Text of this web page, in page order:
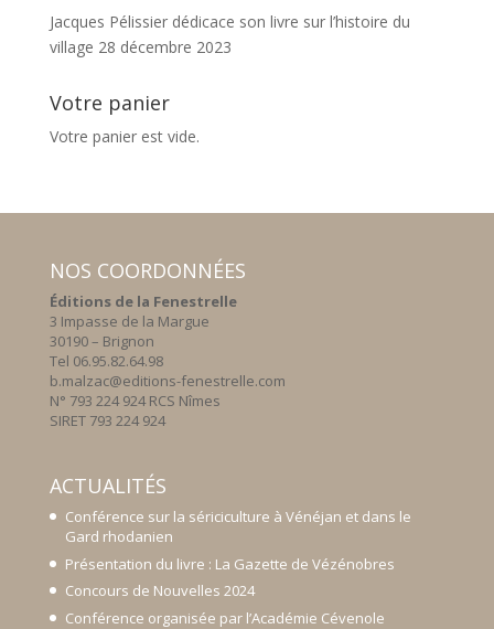
Jacques Pélissier dédicace son livre sur l’histoire du
village 28 décembre 2023
Votre panier
Votre panier est vide.
NOS COORDONNÉES
Éditions de la Fenestrelle
3 Impasse de la Margue
30190 – Brignon
Tel 06.95.82.64.98
b.malzac@editions-fenestrelle.com
N° 793 224 924 RCS Nîmes
SIRET 793 224 924
ACTUALITÉS
Conférence sur la sériciculture à Vénéjan et dans le
Gard rhodanien
Présentation du livre : La Gazette de Vézénobres
Concours de Nouvelles 2024
Conférence organisée par l’Académie Cévenole